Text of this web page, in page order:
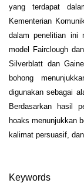
yang terdapat
Kementerian
dalam penelitian ini
model Fairclough
Silverblatt dan
bohong
digunakan sebagai
Berdasarkan hasil
hoaks menunjukkan
kalimat persuasif,
Keywords